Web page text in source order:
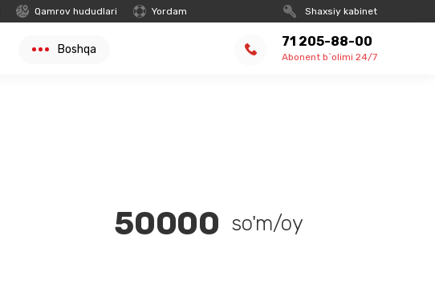
Qamrov hududlari Yordam Shaxsiy kabinet
Boshqa 71 205-88-00
Abonent b`olimi 24/7
50000 so'm/oy